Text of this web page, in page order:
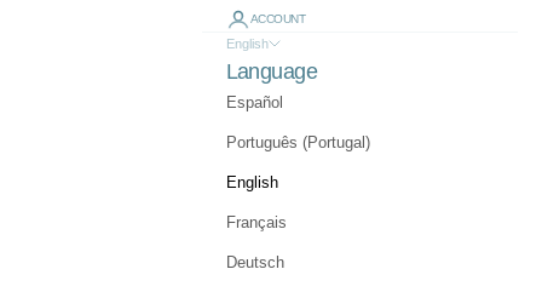
ACCOUNT
English
Language
Español
Português (Portugal)
English
Français
Deutsch